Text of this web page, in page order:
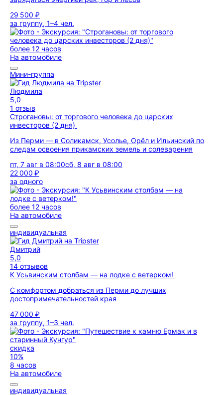
29 500 ₽
за группу, 1–4 чел.
более 12 часов
На автомобиле
Мини-группа
Людмила
5,0
1 отзыв
Строгановы: от торгового человека до царских
инвесторов (2 дня)
Из Перми — в Соликамск, Усолье, Орёл и Ильинский по
следам освоения прикамских земель и солеварения
пт, 7 авг в 08:00сб, 8 авг в 08:00
22 000 ₽
за одного
более 12 часов
На автомобиле
индивидуальная
Дмитрий
5,0
14 отзывов
К Усьвинским столбам — на лодке с ветерком!
С комфортом добраться из Перми до лучших
достопримечательностей края
47 000 ₽
за группу, 1–3 чел.
скидка
10%
8 часов
На автомобиле
индивидуальная